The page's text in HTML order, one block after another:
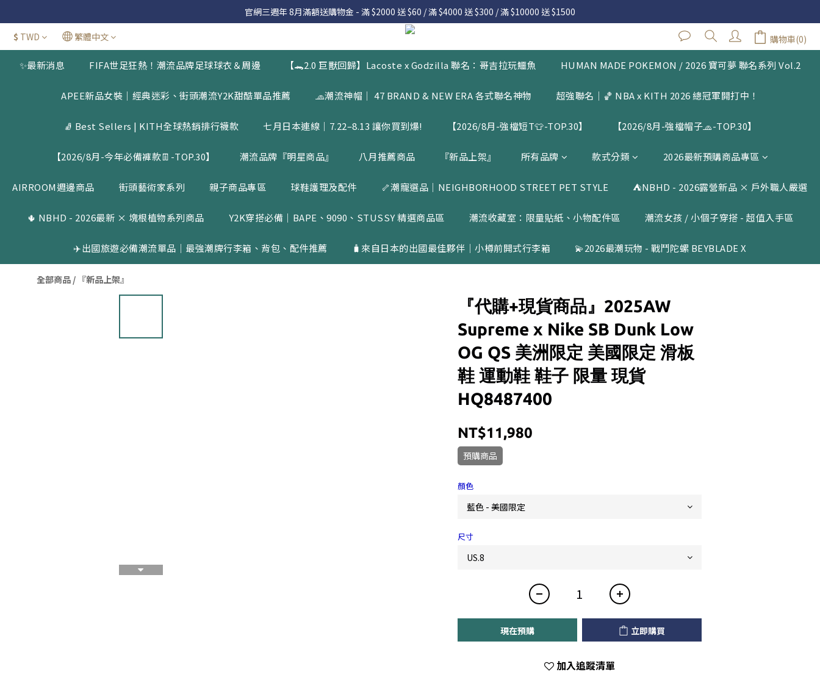
官網三週年 8月滿額送購物金 - 滿 $2000 送 $60 / 滿 $4000 送 $300 / 滿 $10000 送 $1500
官網三週年 8月滿額送購物金 - 滿 $2000 送 $60 / 滿 $4000 送 $300 / 滿 $10000 送 $1500
7.22 – 8.13 日本連線中，絕對讓你買到爆
新加入會員享有 $50購物金  |  消費滿$5000即可免運  |  會員好康制度請詳閱公告
$ TWD 繁體中文 購物車(0)
✨最新消息 FIFA世足狂熱！潮流品牌足球球衣＆周邊 【🐊2.0 巨獸回歸】Lacoste x Godzilla 聯名：哥吉拉玩鱷魚 HUMAN MADE POKEMON / 2026 寶可夢 聯名系列 Vol.2
APEE新品女裝｜經典迷彩、街頭潮流Y2K甜酷單品推薦 🧢潮流神帽｜ 47 BRAND & NEW ERA 各式聯名神物 超強聯名｜🏀 NBA x KITH 2026 總冠軍開打中！
🧦 Best Sellers | KITH全球熱銷排行襪款 七月日本連線｜7.22–8.13 讓你買到爆! 【2026/8月-強檔短T👕-TOP.30】 【2026/8月-強檔帽子🧢-TOP.30】
【2026/8月-今年必備褲款👖-TOP.30】 潮流品牌『明星商品』 八月推薦商品 『新品上架』 所有品牌 款式分類 2026最新預購商品專區
AIRROOM週邊商品 街頭藝術家系列 親子商品專區 球鞋護理及配件 🦴潮寵選品｜NEIGHBORHOOD STREET PET STYLE ⛺️NBHD - 2026露營新品 × 戶外職人嚴選
🌵 NBHD - 2026最新 × 塊根植物系列商品 Y2K穿搭必備｜BAPE、9090、STUSSY 精選商品區 潮流收藏室：限量貼紙、小物配件區 潮流女孩 / 小個子穿搭 - 超值入手區
✈️出國旅遊必備潮流單品｜最強潮牌行李箱、背包、配件推薦 🧳來自日本的出國最佳夥伴｜小樽前開式行李箱 💫2026最潮玩物 - 戰鬥陀螺 BEYBLADE X
全部商品 / 『新品上架』
『代購+現貨商品』2025AW
Supreme x Nike SB Dunk Low
OG QS 美洲限定 美國限定 滑板
鞋 運動鞋 鞋子 限量 現貨
HQ8487400
NT$11,980
預購商品
顏色
尺寸
現在預購 立即購買
加入追蹤清單
立即購買